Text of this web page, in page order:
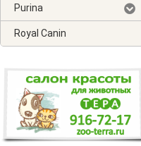
Purina
Royal Canin